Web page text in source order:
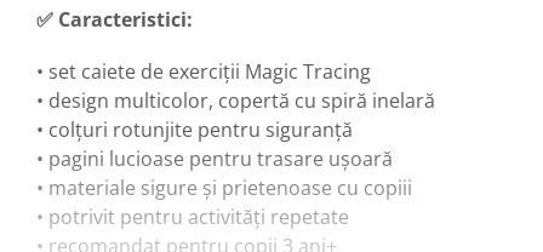
✅ Caracteristici:
• set caiete de exerciții Magic Tracing
• design multicolor, copertă cu spiră inelară
• colțuri rotunjite pentru siguranță
• pagini lucioase pentru trasare ușoară
• materiale sigure și prietenoase cu copiii
• potrivit pentru activități repetate
• recomandat pentru copii 3 ani+